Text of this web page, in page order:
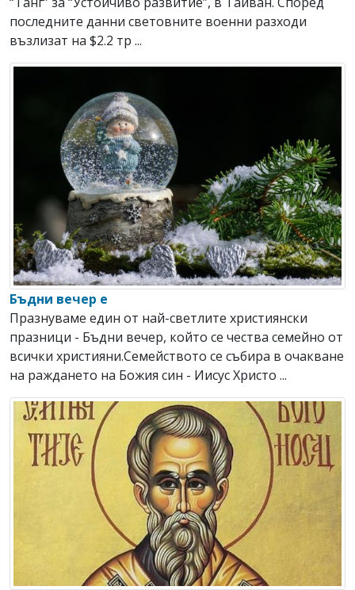
последните данни световните военни разходи
възлизат на $2.2 тр ...
Бъдни вечер е
Празнуваме един от най-светлите християнски
празници - Бъдни вечер, който се чества семейно от
всички християни.Семейството се събира в очакване
на раждането на Божия син - Иисус Христо ...